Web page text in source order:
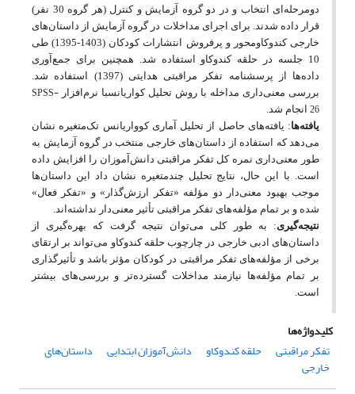
دو‌مرحله‌ای انتخاب و در دو گروه آزمایش و کنترل (هر گروه 30 نفر)
قرار داده شدند. برای اجرای مداخلات درگروه آزمایش از داستان‌های
خارجی کندوکاومحور و پرفروش انتشارات کودکان (1403-1395)
طی
10 جلسه در حلقه کندوکاو استفاده شد
. همچنین برای جمع‌آوری
داده‌ها از پرسشنامه تفکر مراقبتی هدایتی (1397) استفاده شد.
بررسی معنی‌داری مداخله با روش تحلیل کواریانسبا نرم‌افزار SPSS-
26 انجام شد.
یافته‌ها: یافته‌های حاصل از تحلیل آماری کوواریانس تک‌متغیره نشان
می‌دهد که استفاده از داستان‌های خارجی منتخب در گروه آزمایش به
‌طور معنی‌داری نمره کل تفکر مراقبتی دانش‌آموزان را افزایش داده
است. با این حال، نتایج تحلیل چندمتغیره نشان داد این داستان‌ها
موجب بهبود معنی‌دار دو مؤلفه «تفکر ارزش‌گذار» و «تفکر فعال»
شده و بر تمام مؤلفه‌های تفکر مراقبتی تأثیر معنی‌دار نداشته‌اند.
نتیجه‌گیری: به‌ طور کلی می‌توان نتیجه گرفت که بهره‌گیری از
داستان‌های ادبی خارجی در چارچوب حلقه‌ کندوکاو می‌تواند بر ارتقای
برخی از مؤلفه‌های تفکر مراقبتی در کودکان مؤثر باشد و تأثیرگذاری
بر تمام مؤلفه‌ها نیازمند مداخلات گسترده‌تر و بررسی‌های بیشتر
است.
کلیدواژه‌ها
تفکر مراقبتی
حلقه کندوکاو دانش‌آموزان ابتدایی داستان‌های
خارجی